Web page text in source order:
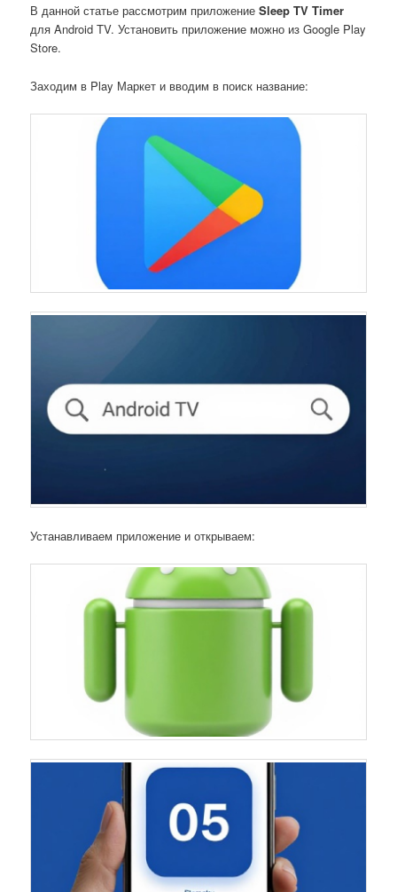
В данной статье рассмотрим приложениеSleep TV Timer
для Android TV. Установить приложение можно из Google Play
Store.
Заходим в Play Маркет и вводим в поиск название:
Устанавливаем приложение и открываем: